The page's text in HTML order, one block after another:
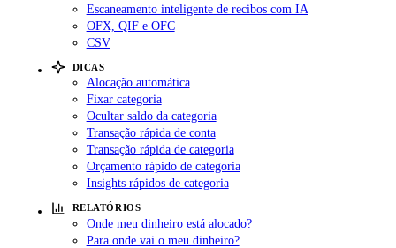
Escaneamento inteligente de recibos com IA
OFX, QIF e OFC
CSV
DICAS
Alocação automática
Fixar categoria
Ocultar saldo da categoria
Transação rápida de conta
Transação rápida de categoria
Orçamento rápido de categoria
Insights rápidos de categoria
RELATÓRIOS
Onde meu dinheiro está alocado?
Para onde vai o meu dinheiro?